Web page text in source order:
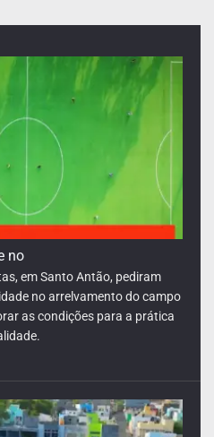
Mundial
Novo, Santo Antão, anunciou
de uma série de atividades no
Aleitamento Materno,
sensibilização e de promoção